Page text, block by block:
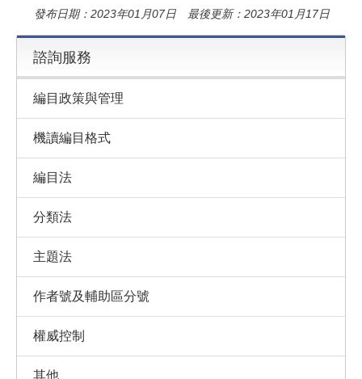
發布日期：2023年01月07日 最後更新：2023年01月17日
諮詢服務
編目政策與管理
機讀編目格式
編目法
分類法
主題法
作者號及輔助區分號
權威控制
其他